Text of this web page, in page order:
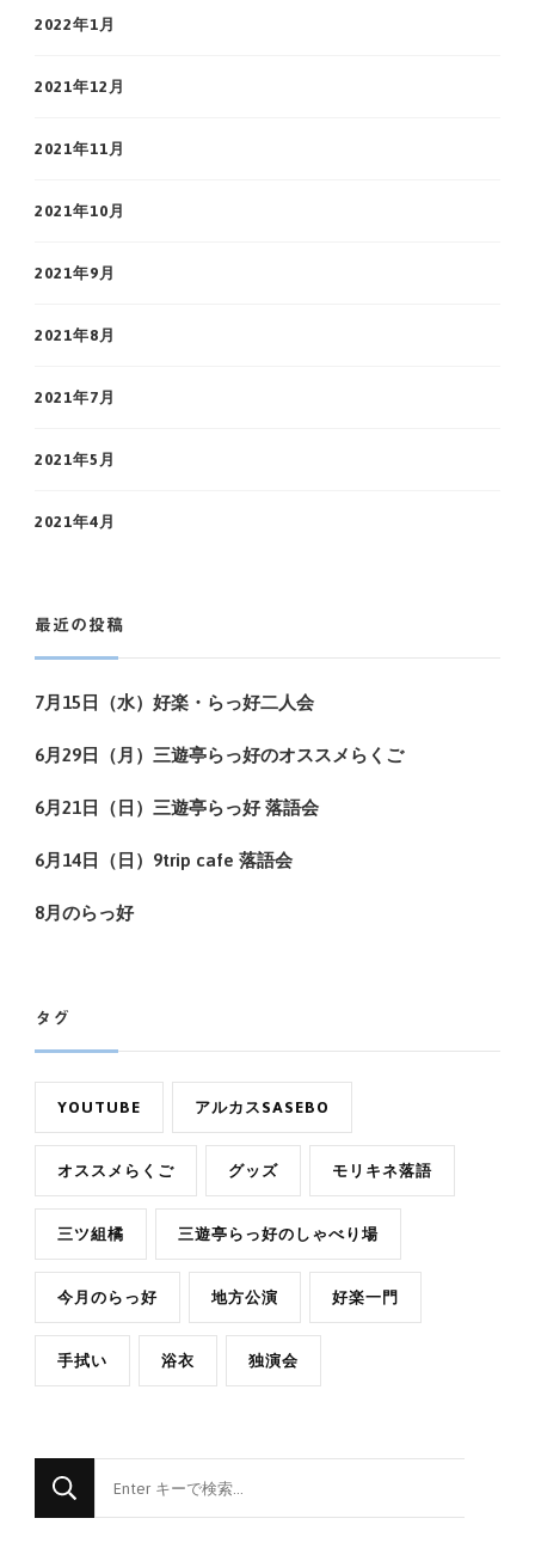
2022年1月
2021年12月
2021年11月
2021年10月
2021年9月
2021年8月
2021年7月
2021年5月
2021年4月
最近の投稿
7月15日（水）好楽・らっ好二人会
6月29日（月）三遊亭らっ好のオススメらくご
6月21日（日）三遊亭らっ好 落語会
6月14日（日）9trip cafe 落語会
8月のらっ好
タグ
YOUTUBE アルカスSASEBO
オススメらくご グッズ モリキネ落語
三ツ組橘 三遊亭らっ好のしゃべり場
今月のらっ好 地方公演 好楽一門
手拭い 浴衣 独演会